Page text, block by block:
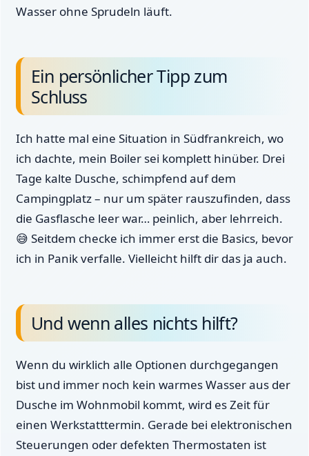
Wasser ohne Sprudeln läuft.
Ein persönlicher Tipp zum
Schluss
Ich hatte mal eine Situation in Südfrankreich, wo
ich dachte, mein Boiler sei komplett hinüber. Drei
Tage kalte Dusche, schimpfend auf dem
Campingplatz – nur um später rauszufinden, dass
die Gasflasche leer war… peinlich, aber lehrreich.
😅 Seitdem checke ich immer erst die Basics, bevor
ich in Panik verfalle. Vielleicht hilft dir das ja auch.
Und wenn alles nichts hilft?
Wenn du wirklich alle Optionen durchgegangen
bist und immer noch kein warmes Wasser aus der
Dusche im Wohnmobil kommt, wird es Zeit für
einen Werkstatttermin. Gerade bei elektronischen
Steuerungen oder defekten Thermostaten ist